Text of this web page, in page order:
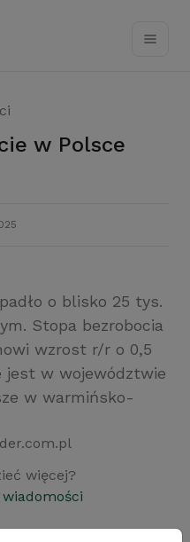
w Polsce
o blisko 25 tys.
Stopa bezrobocia
wzrost r/r o 0,5
jest w województwie
w warmińsko-
więcej?